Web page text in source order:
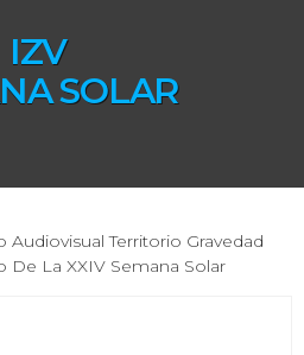
IZV
SOLAR
Territorio Gravedad
De La XXIV Semana Solar